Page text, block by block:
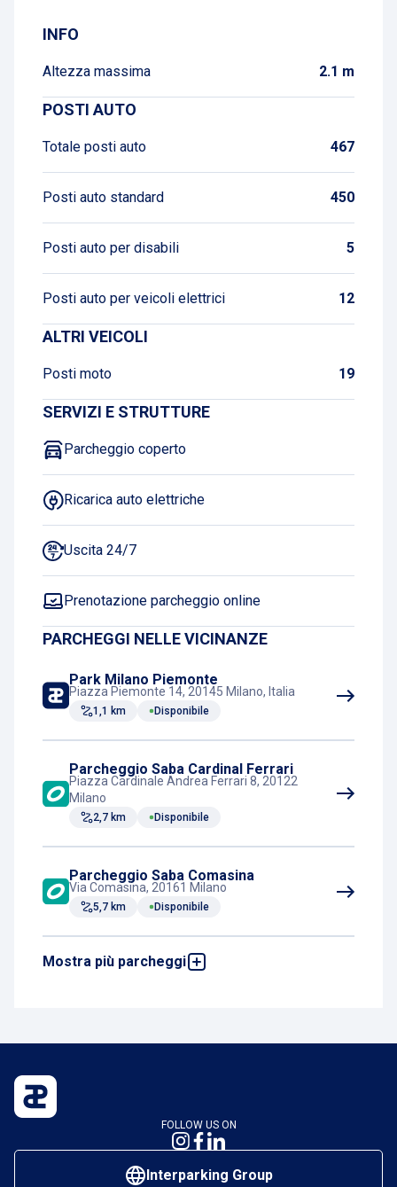
INFO
Altezza massima 2.1 m
POSTI AUTO
Totale posti auto 467
Posti auto standard 450
Posti auto per disabili 5
Posti auto per veicoli elettrici 12
ALTRI VEICOLI
Posti moto 19
SERVIZI E STRUTTURE
Parcheggio coperto
Ricarica auto elettriche
Uscita 24/7
Prenotazione parcheggio online
PARCHEGGI NELLE VICINANZE
Park Milano Piemonte
Piazza Piemonte 14, 20145 Milano, Italia
1,1 km Disponibile
Parcheggio Saba Cardinal Ferrari
Piazza Cardinale Andrea Ferrari 8, 20122
Milano
2,7 km Disponibile
Parcheggio Saba Comasina
Via Comasina, 20161 Milano
5,7 km Disponibile
Mostra più parcheggi
Park Galeazzi P2
FOLLOW US ON
Interparking Group